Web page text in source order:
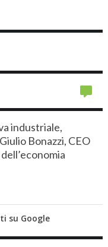
industriale,
Bonazzi, CEO
su Google